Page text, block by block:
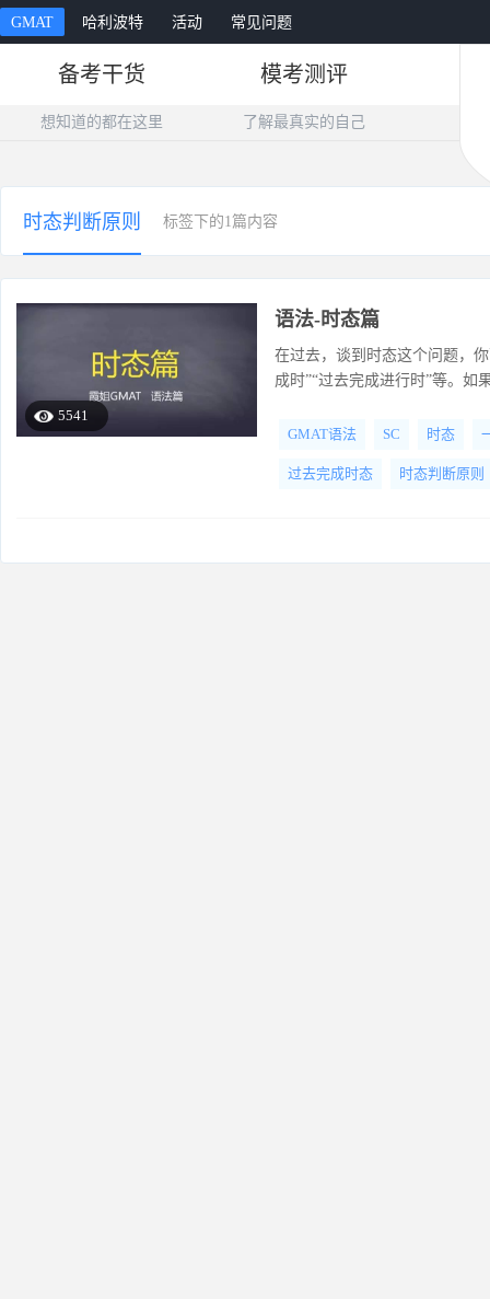
GMAT 哈利波特 活动 常见问题
备考干货 模考测评
想知道的都在这里 了解最真实的自己
时态判断原则 标签下的1篇内容
5541
语法-时态篇
在过去，谈到时态这个问题，
成时”“过去完成进行时”等。如
GMAT语法 SC 时态
过去完成时态 时态判断原则